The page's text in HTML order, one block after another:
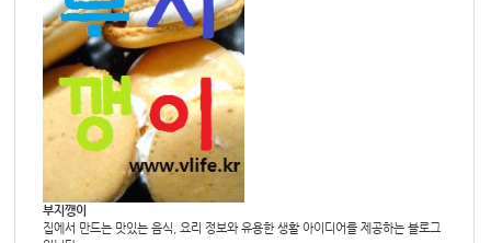
부지깽이
집에서 만드는 맛있는 음식, 요리 정보와 유용한 생활 아이디어를 제공하는 블로그